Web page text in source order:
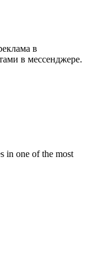
в
в мессенджере.
in one of the most